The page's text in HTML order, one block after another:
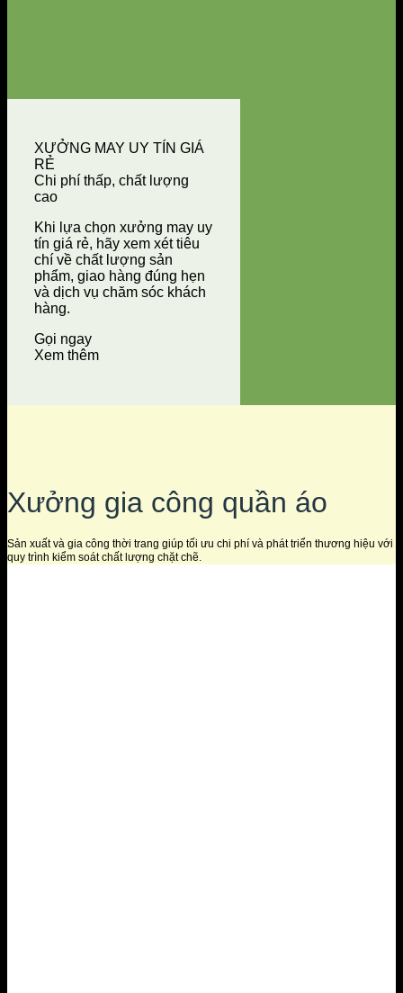
XƯỞNG MAY UY TÍN GIÁ
RẺ
Chi phí thấp, chất lượng
cao
Khi lựa chọn xưởng may uy
tín giá rẻ, hãy xem xét tiêu
chí về chất lượng sản
phẩm, giao hàng đúng hẹn
và dịch vụ chăm sóc khách
hàng.
Gọi ngay
Xem thêm
Xưởng gia công quần áo
Sản xuất và gia công thời trang giúp tối ưu chi phí và phát triển thương hiệu với
quy trình kiểm soát chất lượng chặt chẽ.